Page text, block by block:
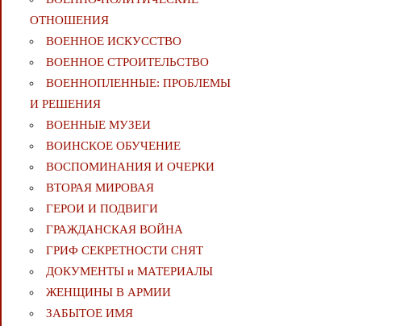
ОТНОШЕНИЯ
ВОЕННОЕ ИСКУССТВО
ВОЕННОЕ СТРОИТЕЛЬСТВО
ВОЕННОПЛЕННЫЕ: ПРОБЛЕМЫ
И РЕШЕНИЯ
ВОЕННЫЕ МУЗЕИ
ВОИНСКОЕ ОБУЧЕНИЕ
ВОСПОМИНАНИЯ И ОЧЕРКИ
ВТОРАЯ МИРОВАЯ
ГЕРОИ И ПОДВИГИ
ГРАЖДАНСКАЯ ВОЙНА
ГРИФ СЕКРЕТНОСТИ СНЯТ
ДОКУМЕНТЫ и МАТЕРИАЛЫ
ЖЕНЩИНЫ В АРМИИ
ЗАБЫТОЕ ИМЯ